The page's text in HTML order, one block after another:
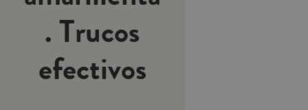
. Trucos
efectivos